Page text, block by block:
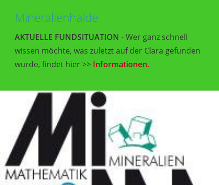
Mineralienhalde
AKTUELLE FUNDSITUATION - Wer ganz schnell
wissen möchte, was zuletzt auf der Clara gefunden
wurde, findet hier >> Informationen.